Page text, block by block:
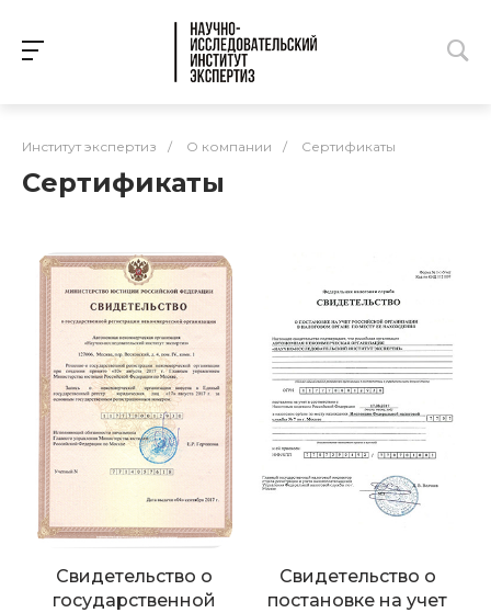
Институт экспертиз / О компании / Сертификаты
Сертификаты
Свидетельство о
государственной
Свидетельство о
постановке на учет